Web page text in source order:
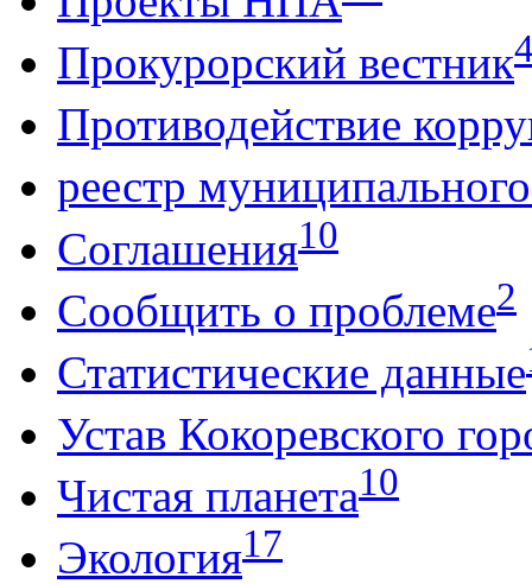
Прокурорский вестник
Противодействие
реестр
Соглашения10
Сообщить о проблеме2
Статистические данные
Устав Кокоревского
Чистая планета10
Экология17